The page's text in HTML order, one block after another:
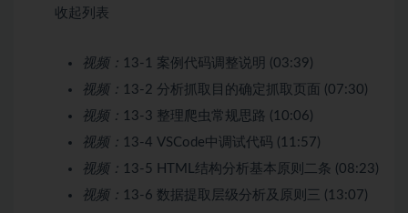
收起列表
视频： 13-1 案例代码调整说明 (03:39)
视频： 13-2 分析抓取目的确定抓取页面 (07:30)
视频： 13-3 整理爬虫常规思路 (10:06)
视频： 13-4 VSCode中调试代码 (11:57)
视频： 13-5 HTML结构分析基本原则二条 (08:23)
视频： 13-6 数据提取层级分析及原则三 (13:07)